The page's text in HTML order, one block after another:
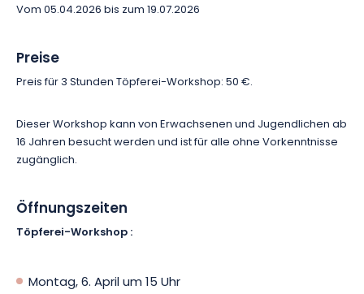
getrocknet, gebrannt und glasiert, damit sie ihren ganzen
Versand nach Hause entscheiden (gegen einen Aufpreis von
15€). Eine gute Gelegenheit, die Welt der handgefertigten
Vom 05.04.2026 bis zum 19.07.2026
Preise
Preis für 3 Stunden Töpferei-Workshop: 50 €.
Dieser Workshop kann von Erwachsenen und Jugendlichen ab
16 Jahren besucht werden und ist für alle ohne Vorkenntnisse
zugänglich.
Öffnungszeiten
Töpferei-Workshop :
Montag, 6. April um 15 Uhr